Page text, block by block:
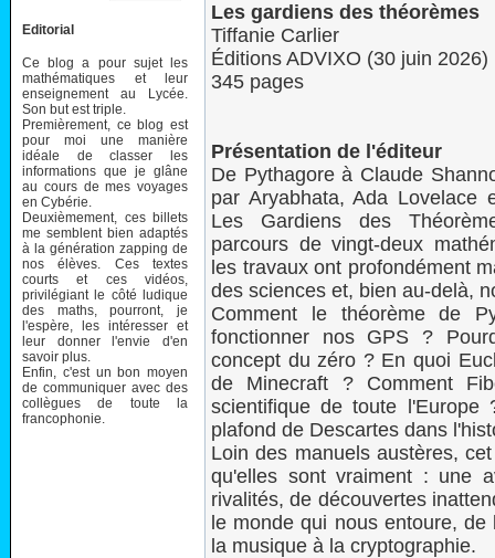
Editorial
Ce blog a pour sujet les
mathématiques et leur
enseignement au Lycée.
Son but est triple.
Premièrement, ce blog est
pour moi une manière
idéale de classer les
informations que je glâne
au cours de mes voyages
en Cybérie.
Deuxièmement, ces billets
me semblent bien adaptés
à la génération zapping de
nos élèves. Ces textes
courts et ces vidéos,
privilégiant le côté ludique
des maths, pourront, je
l'espère, les intéresser et
leur donner l'envie d'en
savoir plus.
Enfin, c'est un bon moyen
de communiquer avec des
collègues de toute la
francophonie.
Les gardiens des théorèmes
Tiffanie Carlier
Éditions ADVIXO (30 juin 2026)
345 pages
Présentation de l'éditeur
De Pythagore à Claude
par Aryabhata, Ada Lovelace
Les Gardiens des
parcours de vingt-deux
les travaux ont profondément
des sciences et, bien au-delà,
Comment le théorème de
fonctionner nos GPS ?
concept du zéro ? En quoi
de Minecraft ? Comment
scientifique de toute
plafond de Descartes dans
Loin des manuels austères,
qu'elles sont vraiment : une
rivalités, de découvertes
le monde qui nous entoure,
la musique à la cryptographie.